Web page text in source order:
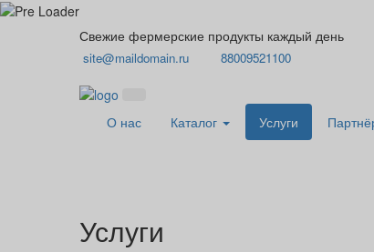
Свежие фермерские продукты каждый день
site@maildomain.ru 88009521100
О нас Каталог Услуги
Услуги